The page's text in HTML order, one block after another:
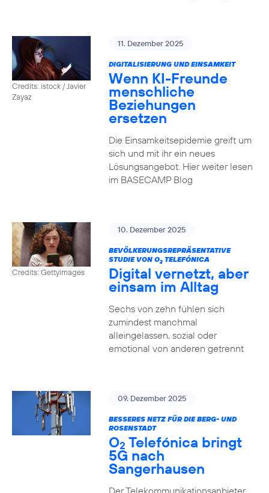
Credits: istock / Javier
Zayaz
11. Dezember 2025
DIGITALISIERUNG UND EINSAMKEIT
Wenn KI-Freunde
menschliche
Beziehungen
ersetzen
Die Einsamkeitsepidemie greift um
sich und mit ihr ein neues
Lösungsangebot. Hier weiter lesen
im BASECAMP Blog
Credits: Gettyimages
10. Dezember 2025
BEVÖLKERUNGSREPRÄSENTATIVE
STUDIE VON O2TELEFÓNICA
Digital vernetzt, aber
einsam im Alltag
Sechs von zehn fühlen sich
zumindest manchmal
alleingelassen, sozial oder
emotional von anderen getrennt
09. Dezember 2025
BESSERES NETZ FÜR DIE BERG- UND
ROSENSTADT
O2 Telefónica bringt
5G nach
Sangerhausen
Der Telekommunikationsanbieter